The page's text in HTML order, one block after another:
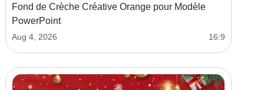
Fond de Crèche Créative Orange pour Modèle
PowerPoint
Aug 4, 2026 16:9